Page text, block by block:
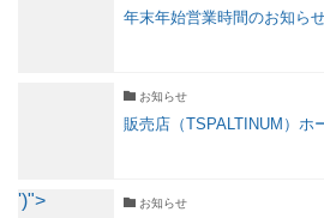
年末年始営業時間のお知ら
お知らせ
販売店（TSPALTINUM）ホ
')"> お知らせ